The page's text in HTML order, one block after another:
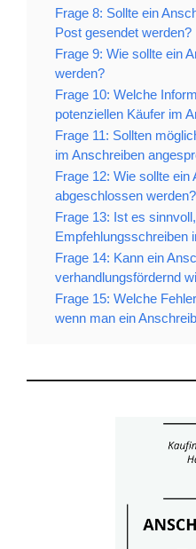
Frage 8: Sollte ein
Post gesendet werden?
Frage 9: Wie sollte ein
werden?
Frage 10: Welche
potenziellen Käufer im
Frage 11: Sollten
im Anschreiben
Frage 12: Wie sollte ein
abgeschlossen werden?
Frage 13: Ist es
Empfehlungsschreiben
Frage 14: Kann ein
verhandlungsfördernd
Frage 15: Welche
wenn man ein